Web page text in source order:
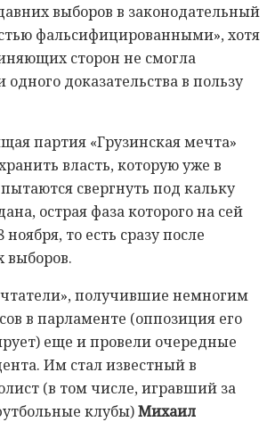
выборов в законодательный
фальсифицированными», хотя
сторон не смогла
одного доказательства в пользу
партия «Грузинская мечта»
власть, которую уже в
свергнуть под кальку
острая фаза которого на сей
ноября, то есть сразу после
выборов.
получившие немногим
в парламенте (оппозиция его
еще и провели очередные
Им стал известный в
(в том числе, игравший за
клубы)Михаил